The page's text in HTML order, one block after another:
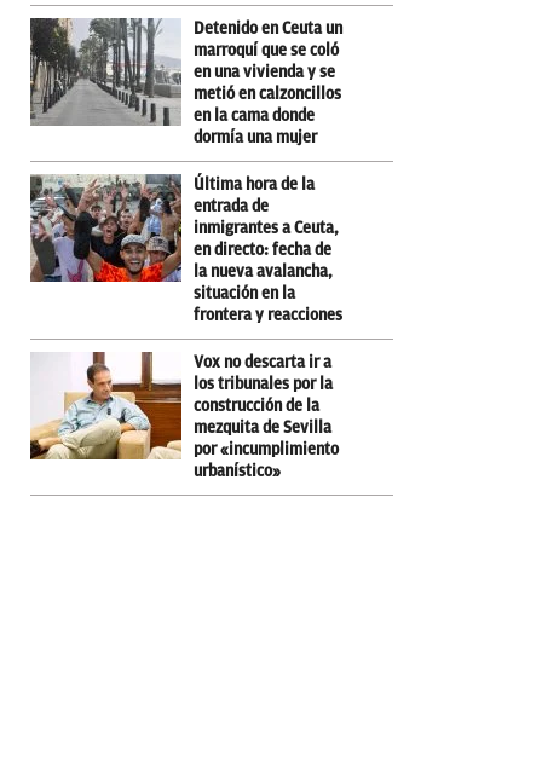
Detenido en Ceuta un
marroquí que se coló
en una vivienda y se
metió en calzoncillos
en la cama donde
dormía una mujer
Última hora de la
entrada de
inmigrantes a Ceuta,
en directo: fecha de
la nueva avalancha,
situación en la
frontera y reacciones
Vox no descarta ir a
los tribunales por la
construcción de la
mezquita de Sevilla
por «incumplimiento
urbanístico»